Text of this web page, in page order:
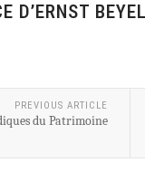
D’ERNST
PREVIOUS ARTICLE
du Patrimoine